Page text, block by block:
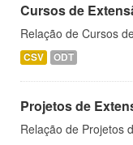
Cursos de
Relação de Cursos
CSV ODT
Projetos de
Relação de Projetos